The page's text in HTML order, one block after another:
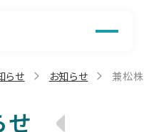
らせ お知らせ 兼松
せ